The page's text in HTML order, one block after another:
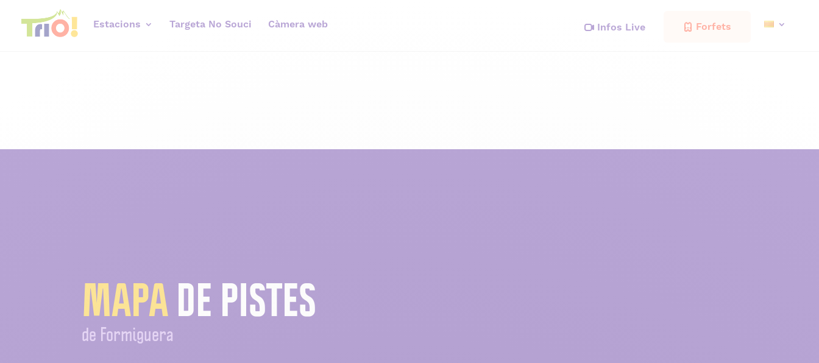
Estacions Targeta No Souci Càmera web Forfets
Infos Live
MAPADE PISTES
de Formiguera